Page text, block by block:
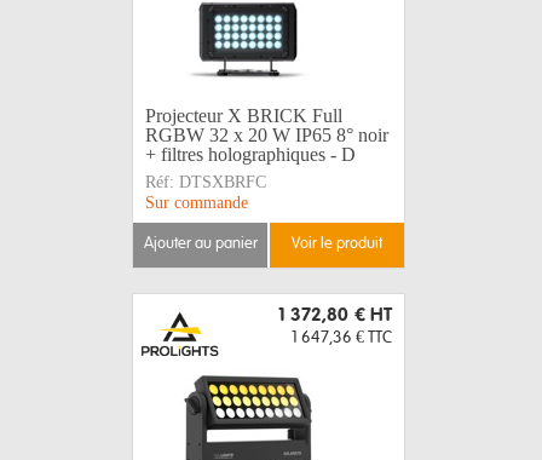
Projecteur X BRICK Full
RGBW 32 x 20 W IP65 8° noir
+ filtres holographiques - D
Réf: DTSXBRFC
Sur commande
ajouter au panier voir le produit
1 372,80 € HT
1 647,36 € TTC